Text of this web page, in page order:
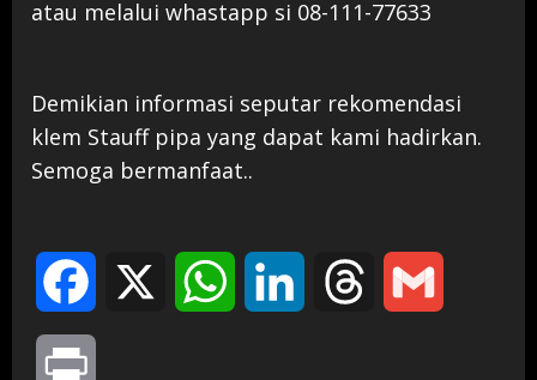
atau melalui whastapp si 08-111-77633
Demikian informasi seputar rekomendasi
klem Stauff pipa yang dapat kami hadirkan.
Semoga bermanfaat..
Facebook WhatsAppLinkedIn Threads